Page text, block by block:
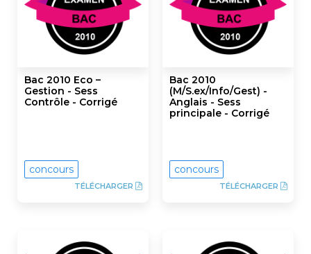
Bac 2010 Eco –
Gestion - Sess
Contrôle - Corrigé
concours
TÉLÉCHARGER
Bac 2010
(M/S.ex/Info/Gest) -
Anglais - Sess
principale - Corrigé
concours
TÉLÉCHARGER